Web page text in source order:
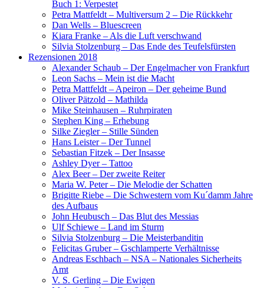
Buch 1: Verpestet
Petra Mattfeldt – Multiversum 2 – Die Rückkehr
Dan Wells – Bluescreen
Kiara Franke – Als die Luft verschwand
Silvia Stolzenburg – Das Ende des Teufelsfürsten
Rezensionen 2018
Alexander Schaub – Der Engelmacher von Frankfurt
Leon Sachs – Mein ist die Macht
Petra Mattfeldt – Apeiron – Der geheime Bund
Oliver Pätzold – Mathilda
Mike Steinhausen – Ruhrpiraten
Stephen King – Erhebung
Silke Ziegler – Stille Sünden
Hans Leister – Der Tunnel
Sebastian Fitzek – Der Insasse
Ashley Dyer – Tattoo
Alex Beer – Der zweite Reiter
Maria W. Peter – Die Melodie der Schatten
Brigitte Riebe – Die Schwestern vom Ku´damm Jahre
des Aufbaus
John Heubusch – Das Blut des Messias
Ulf Schiewe – Land im Sturm
Silvia Stolzenburg – Die Meisterbanditin
Felicitas Gruber – Gschlamperte Verhältnisse
Andreas Eschbach – NSA – Nationales Sicherheits
Amt
V. S. Gerling – Die Ewigen